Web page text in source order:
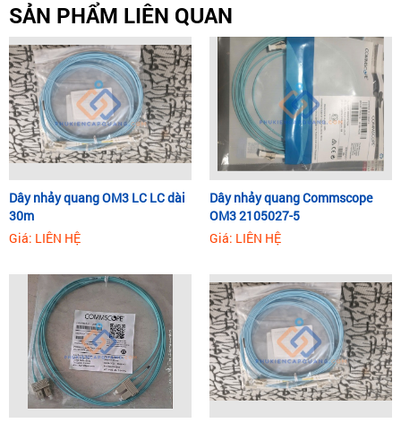
SẢN PHẨM LIÊN QUAN
Dây nhảy quang OM3 LC LC dài
30m
Giá: LIÊN HỆ
Dây nhảy quang Commscope
OM3 2105027-5
Giá: LIÊN HỆ